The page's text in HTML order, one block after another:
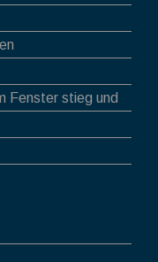
Fenster stieg und